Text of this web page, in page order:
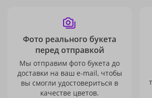
Фото реального букета
перед отправкой
Мы отправим фото букета до
доставки на ваш e-mail, чтобы
вы смогли удостовериться в
качестве цветов.